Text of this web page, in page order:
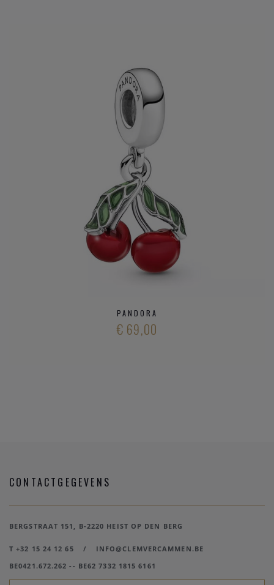
PANDORA
€ 69,00
CONTACTGEGEVENS
BERGSTRAAT 151, B-2220 HEIST OP DEN BERG
T +32 15 24 12 65 /
INFO@CLEMVERCAMMEN.BE
BE0421.672.262 -- BE62 7332 1815 6161